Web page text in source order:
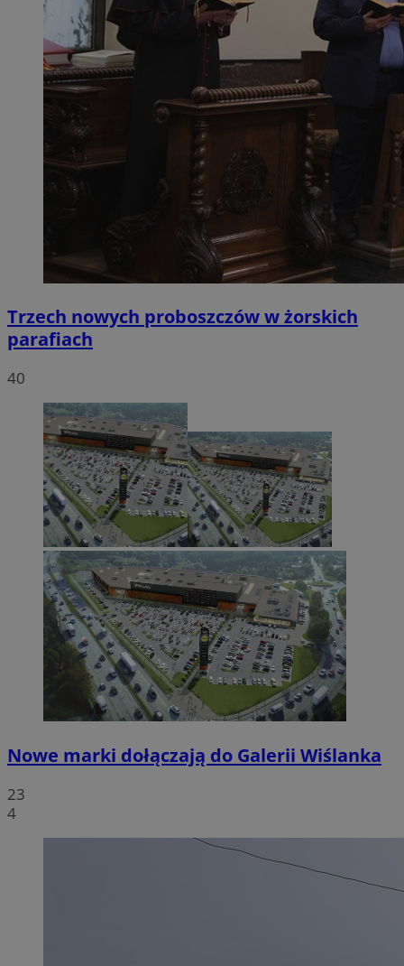
Trzech nowych proboszczów w żorskich
parafiach
40
Nowe marki dołączają do Galerii Wiślanka
23
4